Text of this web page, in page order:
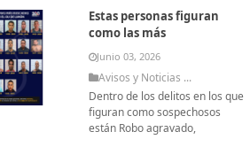
Estas personas figuran
como las más
Junio 03, 2026
Avisos y Noticias ...
Dentro de los delitos en los que
figuran como sospechosos
están Robo agravado,